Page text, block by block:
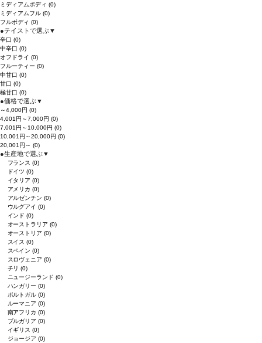
ミディアムボディ (0)
ミディアムフル (0)
フルボディ (0)
●テイストで選ぶ▼
辛口 (0)
中辛口 (0)
オフドライ (0)
フルーティー (0)
中甘口 (0)
甘口 (0)
極甘口 (0)
●価格で選ぶ▼
～4,000円 (0)
4,001円～7,000円 (0)
7,001円～10,000円 (0)
10,001円～20,000円 (0)
20,001円～ (0)
●生産地で選ぶ▼
フランス(0)
ドイツ(0)
イタリア(0)
アメリカ(0)
アルゼンチン(0)
ウルグアイ(0)
インド(0)
オーストラリア(0)
オーストリア(0)
スイス(0)
スペイン(0)
スロヴェニア(0)
チリ(0)
ニュージーランド(0)
ハンガリー(0)
ポルトガル(0)
ルーマニア(0)
南アフリカ(0)
ブルガリア(0)
イギリス(0)
ジョージア(0)